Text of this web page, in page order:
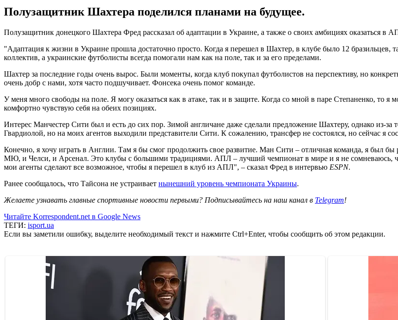
Полузащитник Шахтера поделился планами на будущее.
Полузащитник донецкого Шахтера Фред рассказал об адаптации в Украине, а также о своих амбициях оказаться в
"Адаптация к жизни в Украине прошла достаточно просто. Когда я перешел в Шахтер, в клубе было 12
коллектив, а украинские футболисты всегда помогали нам как на поле, так и за его пределами.
Шахтер за последние годы очень вырос. Были моменты, когда клуб покупал футболистов на перспективу, но
очень добр с нами, хотя часто подшучивает. Фонсека очень помог команде.
У меня много свободы на поле. Я могу оказаться как в атаке, так и в защите. Когда со мной в паре Степаненко, то
комфортно чувствую себя на обеих позициях.
Интерес Манчестер Сити был и есть до сих пор. Зимой англичане даже сделали предложение Шахтеру, однако из-
Гвардиолой, но на моих агентов выходили представители Сити. К сожалению, трансфер не состоялся, но сейчас я
Конечно, я хочу играть в Англии. Там я бы смог продолжить свое развитие. Ман Сити – отличная команда, я был
МЮ, и Челси, и Арсенал. Это клубы с большими традициями. АПЛ – лучший чемпионат в мире и я не сомневаюсь,
мои агенты сделают все возможное, чтобы я перешел в клуб из АПЛ", – сказал Фред в интервью ESPN.
Ранее сообщалось, что Тайсона не устраивает нынешний уровень чемпионата Украины.
Желаете узнавать главные спортивные новости первыми? Подписывайтесь на наш канал в Telegram!
Читайте Korrespondent.net в Google News
ТЕГИ: isport.ua
Если вы заметили ошибку, выделите необходимый текст и нажмите Ctrl+Enter, чтобы сообщить об этом редакции.